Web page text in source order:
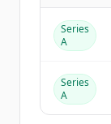
Series
A
Series
A